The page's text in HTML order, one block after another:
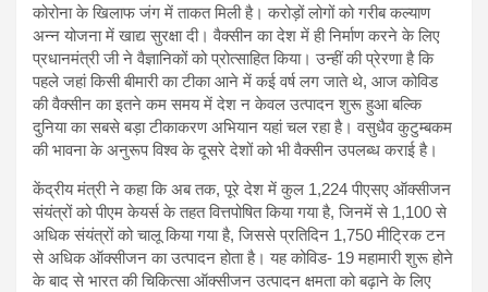
कोरोना के खिलाफ जंग में ताकत मिली है। करोड़ों लोगों को गरीब कल्याण
अन्न योजना में खाद्य सुरक्षा दी। वैक्सीन का देश में ही निर्माण करने के लिए
प्रधानमंत्री जी ने वैज्ञानिकों को प्रोत्साहित किया। उन्हीं की प्रेरणा है कि
पहले जहां किसी बीमारी का टीका आने में कई वर्ष लग जाते थे, आज कोविड
की वैक्सीन का इतने कम समय में देश न केवल उत्पादन शुरू हुआ बल्कि
दुनिया का सबसे बड़ा टीकाकरण अभियान यहां चल रहा है। वसुधैव कुटुम्बकम
की भावना के अनुरूप विश्व के दूसरे देशों को भी वैक्सीन उपलब्ध कराई है।
केंद्रीय मंत्री ने कहा कि अब तक, पूरे देश में कुल 1,224 पीएसए ऑक्सीजन
संयंत्रों को पीएम केयर्स के तहत वित्तपोषित किया गया है, जिनमें से 1,100 से
अधिक संयंत्रों को चालू किया गया है, जिससे प्रतिदिन 1,750 मीट्रिक टन
से अधिक ऑक्सीजन का उत्पादन होता है। यह कोविड- 19 महामारी शुरू होने
के बाद से भारत की चिकित्सा ऑक्सीजन उत्पादन क्षमता को बढ़ाने के लिए